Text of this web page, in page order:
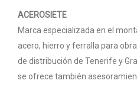
ACEROSIETE
Marca especializada en el
acero, hierro y ferralla para
de distribución de Tenerife y
se ofrece también